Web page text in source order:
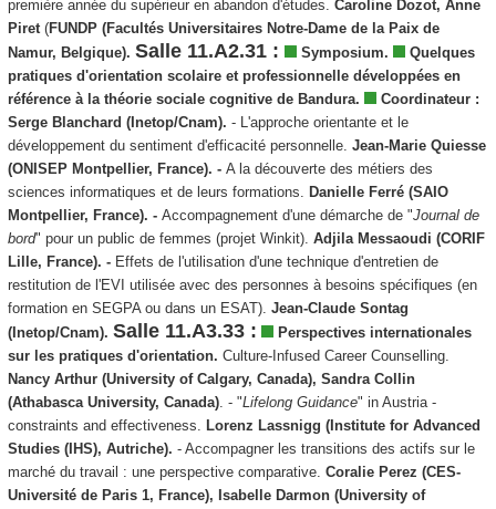
première année du supérieur en abandon d'études. Caroline Dozot, Anne
Piret (FUNDP (Facultés Universitaires Notre-Dame de la Paix de
Namur, Belgique). Salle 11.A2.31 : Symposium.
Quelques
pratiques d'orientation scolaire et professionnelle développées en
référence à la théorie sociale cognitive de Bandura.
Coordinateur :
Serge Blanchard (Inetop/Cnam). - L'approche orientante et le
développement du sentiment d'efficacité personnelle. Jean-Marie Quiesse
(ONISEP Montpellier, France). - A la découverte des métiers des
sciences informatiques et de leurs formations.
Danielle Ferré (SAIO
Montpellier, France). - Accompagnement d'une démarche de "Journal de
bord" pour un public de femmes (projet Winkit). Adjila Messaoudi (CORIF
Lille, France). - Effets de l'utilisation d'une technique d'entretien de
restitution de l'EVI utilisée avec des personnes à besoins spécifiques (en
formation en SEGPA ou dans un ESAT). Jean-Claude Sontag
(Inetop/Cnam). Salle 11.A3.33 :
Perspectives internationales
sur les pratiques d'orientation. Culture-Infused Career Counselling.
Nancy Arthur (University of Calgary, Canada), Sandra Collin
(Athabasca University, Canada). - "Lifelong Guidance" in Austria -
constraints and effectiveness.
Lorenz Lassnigg (Institute for Advanced
Studies (IHS), Autriche). - Accompagner les transitions des actifs sur le
marché du travail : une perspective comparative. Coralie Perez (CES-
Université de Paris 1, France), Isabelle Darmon (University of